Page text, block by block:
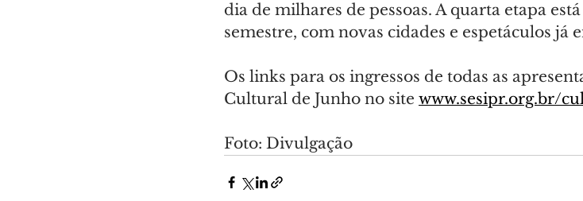
dia de milhares de pessoas. A quarta etapa
semestre, com novas cidades e espetáculos já
Os links para os ingressos de todas as
Cultural de Junho no site www.sesipr.org.br/
Foto: Divulgação